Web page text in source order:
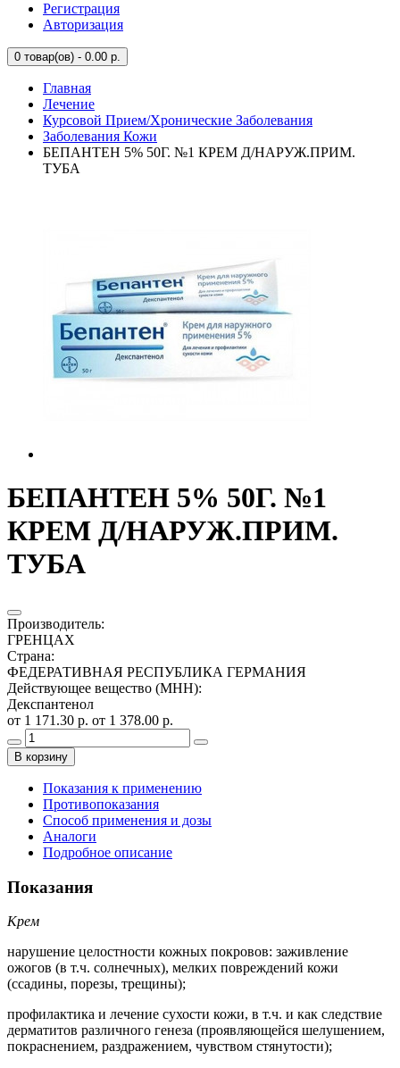
Регистрация
Авторизация
0 товар(ов) - 0.00 р.
Главная
Лечение
Курсовой Прием/Хронические Заболевания
Заболевания Кожи
БЕПАНТЕН 5% 50Г. №1 КРЕМ Д/НАРУЖ.ПРИМ.
ТУБА
БЕПАНТЕН 5% 50Г. №1
КРЕМ Д/НАРУЖ.ПРИМ.
ТУБА
Производитель:
ГРЕНЦАХ
Страна:
ФЕДЕРАТИВНАЯ РЕСПУБЛИКА ГЕРМАНИЯ
Действующее вещество (МНН):
Декспантенол
от 1 171.30 р. от 1 378.00 р.
В корзину
Показания к применению
Противопоказания
Способ применения и дозы
Аналоги
Подробное описание
Показания
Крем
нарушение целостности кожных покровов: заживление
ожогов (в т.ч. солнечных), мелких повреждений кожи
(ссадины, порезы, трещины);
профилактика и лечение сухости кожи, в т.ч. и как следствие
дерматитов различного генеза (проявляющейся шелушением,
покраснением, раздражением, чувством стянутости);